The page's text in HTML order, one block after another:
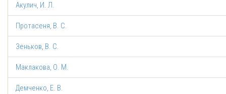
Акулич, И. Л.
Протасеня, В. С.
Зеньков, В. С.
Маклакова, О. М.
Демченко, Е. В.